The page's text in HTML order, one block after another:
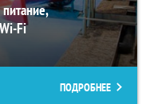
Fi
ПОДРОБНЕЕ